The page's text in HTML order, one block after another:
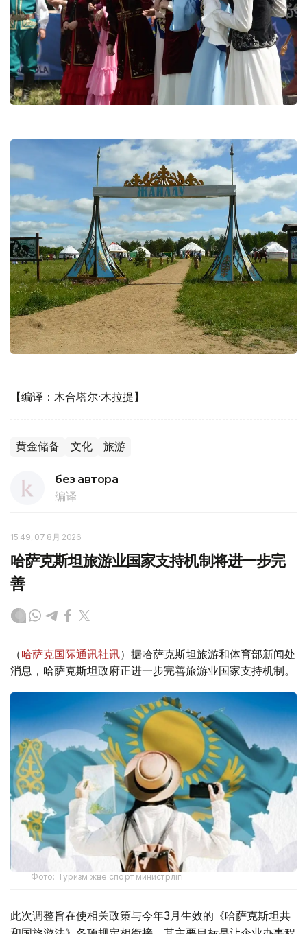
【编译：木合塔尔·木拉提】
黄金储备 文化 旅游
без автора
编译
15:49, 07 8月 2026
哈萨克斯坦旅游业国家支持机制将进一步完
善
（哈萨克国际通讯社讯）据哈萨克斯坦旅游和体育部新闻处
消息，哈萨克斯坦政府正进一步完善旅游业国家支持机制。
Фото: Туризм және спорт министрлігі
此次调整旨在使相关政策与今年3月生效的《哈萨克斯坦共